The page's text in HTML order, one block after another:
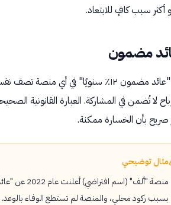
أكثر سبب كافٍ للابتعاد.
عبارة "عائد مضمون ١٢٪ سنويًا" في
صريح بأن الخسارة ممكنة.
مثال توضيحي
بسبب ركود محلي، والمنصة لم تستطع الوفاء